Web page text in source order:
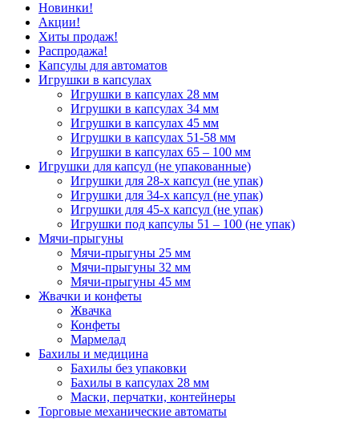
Новинки!
Акции!
Хиты продаж!
Распродажа!
Капсулы для автоматов
Игрушки в капсулах
Игрушки в капсулах 28 мм
Игрушки в капсулах 34 мм
Игрушки в капсулах 45 мм
Игрушки в капсулах 51-58 мм
Игрушки в капсулах 65 – 100 мм
Игрушки для капсул (не упакованные)
Игрушки для 28-х капсул (не упак)
Игрушки для 34-х капсул (не упак)
Игрушки для 45-х капсул (не упак)
Игрушки под капсулы 51 – 100 (не упак)
Мячи-прыгуны
Мячи-прыгуны 25 мм
Мячи-прыгуны 32 мм
Мячи-прыгуны 45 мм
Жвачки и конфеты
Жвачка
Конфеты
Мармелад
Бахилы и медицина
Бахилы без упаковки
Бахилы в капсулах 28 мм
Маски, перчатки, контейнеры
Торговые механические автоматы